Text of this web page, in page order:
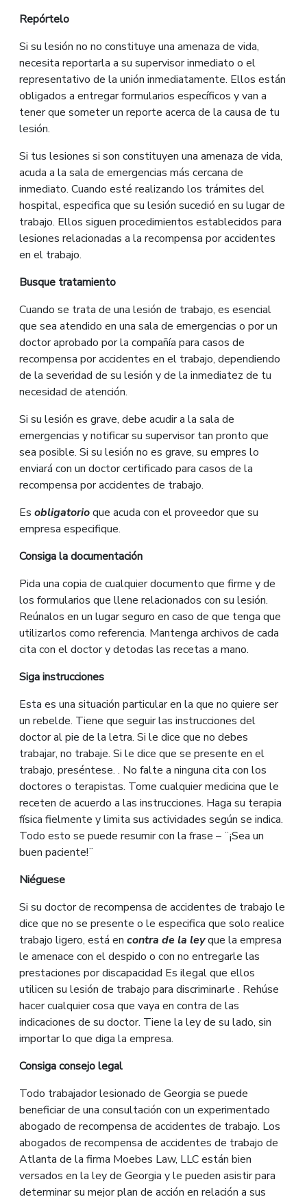
Repórtelo
Si su lesión no no constituye una amenaza de vida,
necesita reportarla a su supervisor inmediato o el
representativo de la unión inmediatamente. Ellos están
obligados a entregar formularios específicos y van a
tener que someter un reporte acerca de la causa de tu
lesión.
Si tus lesiones si son constituyen una amenaza de vida,
acuda a la sala de emergencias más cercana de
inmediato. Cuando esté realizando los trámites del
hospital, especifica que su lesión sucedió en su lugar de
trabajo. Ellos siguen procedimientos establecidos para
lesiones relacionadas a la recompensa por accidentes
en el trabajo.
Busque tratamiento
Cuando se trata de una lesión de trabajo, es esencial
que sea atendido en una sala de emergencias o por un
doctor aprobado por la compañía para casos de
recompensa por accidentes en el trabajo, dependiendo
de la severidad de su lesión y de la inmediatez de tu
necesidad de atención.
Si su lesión es grave, debe acudir a la sala de
emergencias y notificar su supervisor tan pronto que
sea posible. Si su lesión no es grave, su empres lo
enviará con un doctor certificado para casos de la
recompensa por accidentes de trabajo.
Es obligatorioque acuda con el proveedor que su
empresa especifique.
Consigala documentación
Pida una copia de cualquier documento que firme y de
los formularios que llene relacionados con su lesión.
Reúnalos en un lugar seguro en caso de que tenga que
utilizarlos como referencia. Mantenga archivos de cada
cita con el doctor y detodas las recetas a mano.
Sigainstrucciones
Esta es una situación particular en la que no quiere ser
un rebelde. Tiene que seguir las instrucciones del
doctor al pie de la letra. Si le dice que no debes
trabajar, no trabaje. Si le dice que se presente en el
trabajo, preséntese. . No falte a ninguna cita con los
doctores o terapistas. Tome cualquier medicina que le
receten de acuerdo a las instrucciones. Haga su terapia
física fielmente y limita sus actividades según se indica.
Todo esto se puede resumir con la frase – ¨¡Sea un
buen paciente!¨
Niéguese
Si su doctor de recompensa de accidentes de trabajo le
dice que no se presente o le especifica que solo realice
trabajo ligero, está en contra de la leyque la empresa
le amenace con el despido o con no entregarle las
prestaciones por discapacidad Es ilegal que ellos
utilicen su lesión de trabajo para discriminarle . Rehúse
hacer cualquier cosa que vaya en contra de las
indicaciones de su doctor. Tiene la ley de su lado, sin
importar lo que diga la empresa.
Consigaconsejolegal
Todo trabajador lesionado de Georgia se puede
beneficiar de una consultación con un experimentado
abogado de recompensa de accidentes de trabajo. Los
abogados de recompensa de accidentes de trabajo de
Atlanta de la firma Moebes Law, LLC están bien
versados en la ley de Georgia y le pueden asistir para
determinar su mejor plan de acción en relación a sus